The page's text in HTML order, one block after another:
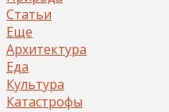
Статьи
Еще
Архитектура
Еда
Культура
Катастрофы